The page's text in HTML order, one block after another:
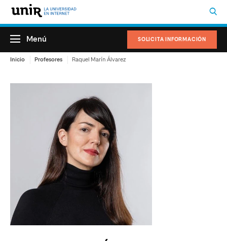
SOLICITA INFORMACIÓN
Menú
Inicio Profesores Raquel Marín Álvarez